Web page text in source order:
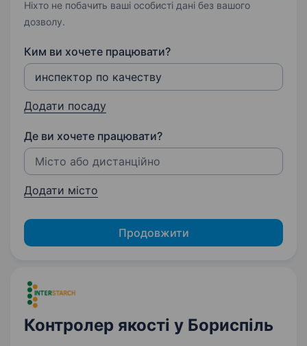
Ніхто не побачить ваші особисті дані без вашого
дозволу.
Ким ви хочете працювати?
Додати посаду
Де ви хочете працювати?
Додати місто
Продовжити
Контролер якості у Бориспіль